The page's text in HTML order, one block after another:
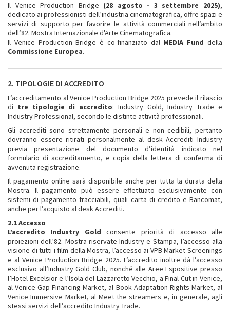
Il Venice Production Bridge (28 agosto - 3 settembre 2025),
dedicato ai professionisti dell’industria cinematografica, offre spazi e
servizi di supporto per favorire le attività commerciali nell’ambito
dell’82. Mostra Internazionale d'Arte Cinematografica.
Il Venice Production Bridge è co-finanziato dal MEDIA Fund della
Commissione Europea.
2. TIPOLOGIE DI ACCREDITO
L’accreditamento al Venice Production Bridge 2025 prevede il rilascio
di tre tipologie di accredito: Industry Gold, Industry Trade e
Industry Professional, secondo le distinte attività professionali.
Gli accrediti sono strettamente personali e non cedibili, pertanto
dovranno essere ritirati personalmente al desk Accrediti Industry
previa presentazione del documento d’identità indicato nel
formulario di accreditamento, e copia della lettera di conferma di
avvenuta registrazione.
Il pagamento online sarà disponibile anche per tutta la durata della
Mostra. Il pagamento può essere effettuato esclusivamente con
sistemi di pagamento tracciabili, quali carta di credito e Bancomat,
anche per l’acquisto al desk Accrediti.
2.1 Accesso
L’accredito Industry Gold consente priorità di accesso alle
proiezioni dell’82. Mostra riservate Industry e Stampa, l’accesso alla
visione di tutti i film della Mostra, l’accesso ai VPB Market Screenings
e al Venice Production Bridge 2025. L’accredito inoltre dà l’accesso
esclusivo all’Industry Gold Club, nonché alle Aree Espositive presso
l’Hotel Excelsior e l’Isola del Lazzaretto Vecchio, a Final Cut in Venice,
al Venice Gap-Financing Market, al Book Adaptation Rights Market, al
Venice Immersive Market, al Meet the streamers e, in generale, agli
stessi servizi dell’accredito Industry Trade.